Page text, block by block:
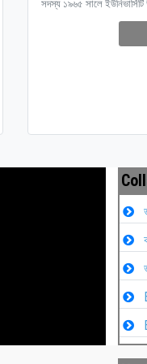
সদস্য ১৯৬৫ সালে